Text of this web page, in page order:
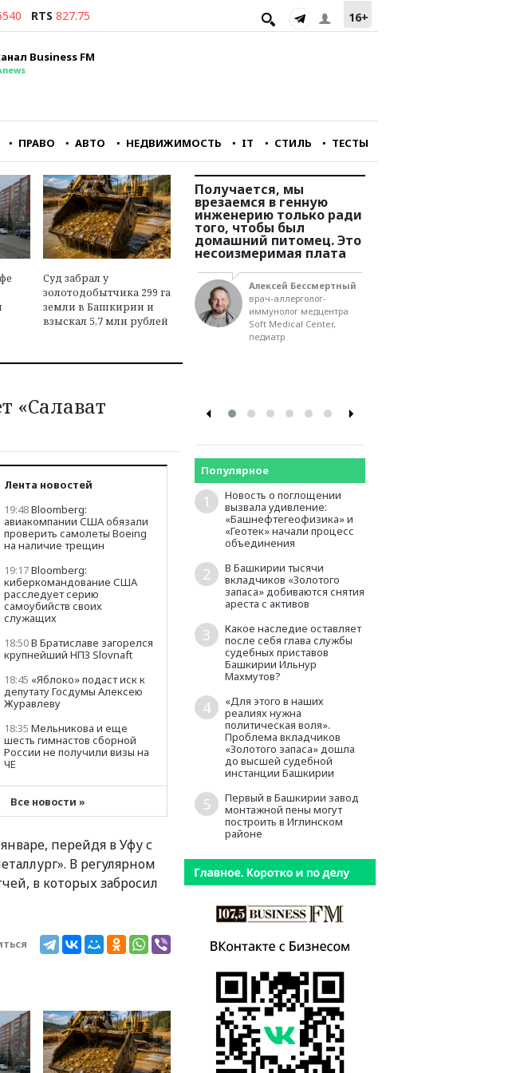
RTS 827.75 16+
Business FM
ПРАВО АВТО НЕДВИЖИМОСТЬ IT СТИЛЬ ТЕСТЫ
Суд забрал у
золотодобытчика 299 га
земли в Башкирии и
взыскал 5,7 млн рублей
«Салават
Лента новостей
19:48Bloomberg:
авиакомпании США обязали
проверить самолеты Boeing
на наличие трещин
19:17Bloomberg:
киберкомандование США
расследует серию
самоубийств своих
служащих
18:50В Братиславе загорелся
крупнейший НПЗ Slovnaft
18:45 «Яблоко» подаст иск к
депутату Госдумы Алексею
Журавлеву
18:35 Мельникова и еще
шесть гимнастов сборной
России не получили визы на
ЧЕ
18:16Движение по
Крымскому мосту
перекрывали второй раз за
18:00Создатели пирамиды
АФК «Наследие» получили
от шести до 12 лет колонии
17:35
Четыре человека
пострадали при пожаре на
возобновит ежедневные
рейсы в Абу-Даби
16:52
Турция, Саудовская
Аравия и Пакистан
объединились в военный
Все новости »
перейдя в Уфу с
В регулярном
в которых забросил
Республиканцам крайне
важно заткнуть горло
главному
оппозиционному рупору
— CNN
Александр Трещев
юрист, эксперт в области
международного права
Получается, мы
врезаемся в генную
инженерию только ради
того, чтобы был
домашний питомец. Это
несоизмеримая плата
Алексей Бессмертный
врач-аллерголог-
иммунолог медцентра
Soft Medical Center,
педиатр
Популярное
1
Новость о поглощении
вызвала удивление:
«Башнефтегеофизика» и
«Геотек» начали процесс
объединения
2
В Башкирии тысячи
вкладчиков «Золотого
запаса» добиваются снятия
ареста с активов
3
Какое наследие оставляет
после себя глава службы
судебных приставов
Башкирии Ильнур
Махмутов?
4
«Для этого в наших
реалиях нужна
политическая воля».
Проблема вкладчиков
«Золотого запаса» дошла
до высшей судебной
инстанции Башкирии
5
Первый в Башкирии завод
монтажной пены могут
построить в Иглинском
районе